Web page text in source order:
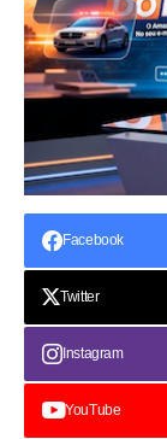
Facebook
Twitter
Instagram
YouTube